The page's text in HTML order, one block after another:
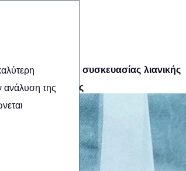
ανάλυση της
Μηχανές συσκευασίας λιανικής
πώλησης